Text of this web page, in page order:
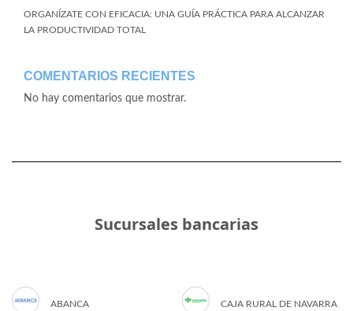
ORGANÍZATE CON EFICACIA: UNA GUÍA PRÁCTICA PARA ALCANZAR
LA PRODUCTIVIDAD TOTAL
COMENTARIOS RECIENTES
No hay comentarios que mostrar.
Sucursales bancarias
ABANCA CAJA RURAL DE NAVARRA